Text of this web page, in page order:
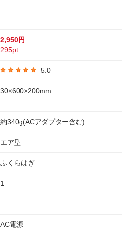
2,950円
295pt
5.0
30×600×200mm
約340g(ACアダプター含む)
エア型
ふくらはぎ
1
AC電源